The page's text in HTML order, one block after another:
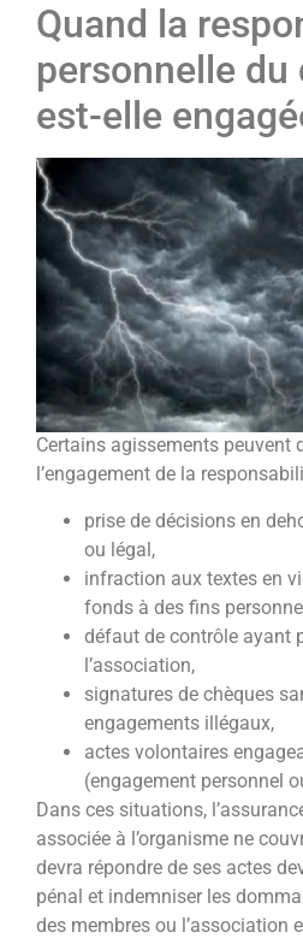
Quand la
personnelle du
est-elle
Certains agissements peuvent
l’engagement de la
prise de décisions en
ou légal,
infraction aux textes en
fonds à des fins
défaut de contrôle ayant
l’association,
signatures de chèques
engagements illégaux,
actes volontaires
(engagement personnel
Dans ces situations,
associée à l’organisme ne
devra répondre de ses actes
pénal et indemniser les
des membres ou l’association